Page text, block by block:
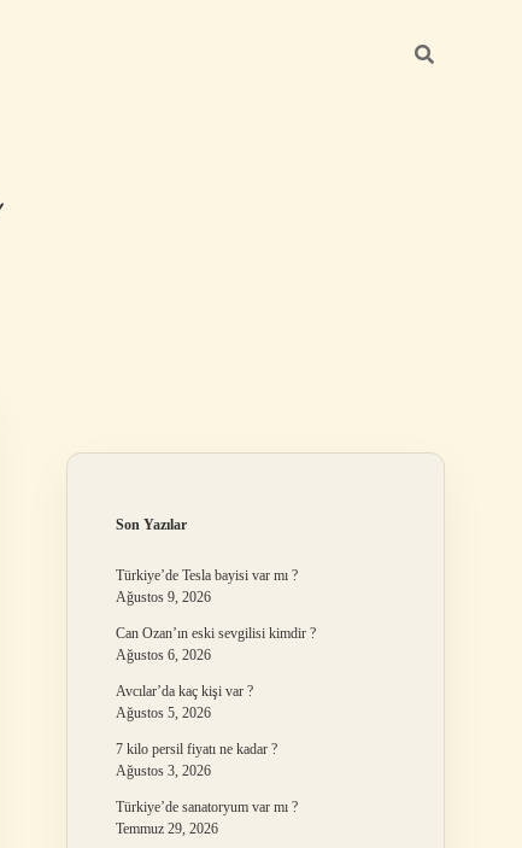
Son Yazılar
Türkiye’de Tesla bayisi var mı ?
Ağustos 9, 2026
Can Ozan’ın eski sevgilisi kimdir ?
Ağustos 6, 2026
Avcılar’da kaç kişi var ?
Ağustos 5, 2026
7 kilo persil fiyatı ne kadar ?
Ağustos 3, 2026
Türkiye’de sanatoryum var mı ?
Temmuz 29, 2026